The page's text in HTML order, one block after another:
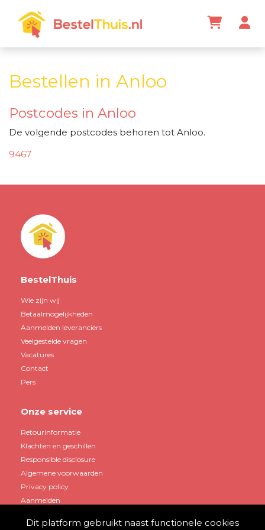
Bestellen in Anloo
Postcodes in Anloo
De volgende postcodes behoren tot Anloo.
9467
BestelThuis
Wie zijn wij
Betaalmogelijkheden
Aanmelden leveranciers
Veelgestelde vragen
Vacatures
Contact
Pers
Onze service
Retourinformatie
Klachten en geschillen
Responsible disclosure
Algemene voorwaarden
Privacy policy
Aanmelden
Dit platform gebruikt naast functionele cookies